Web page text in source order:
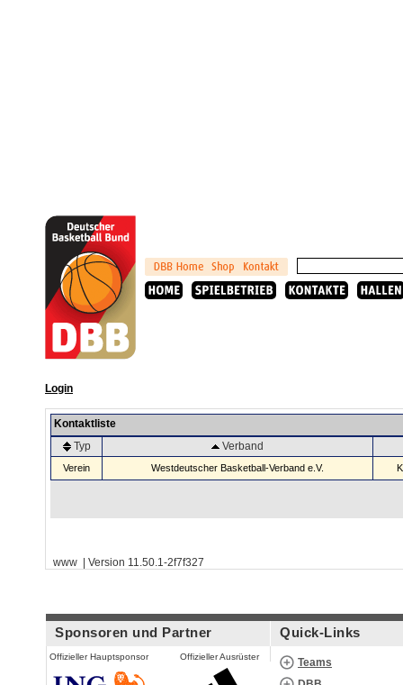
Login
Kontaktliste
Typ
Verband
Verein Westdeutscher Basketball-Verband e.V.
www | Version 11.50.1-2f7f327
Sponsoren und Partner
Offizieller Hauptsponsor Offizieller Ausrüster
Quick-Links
Teams